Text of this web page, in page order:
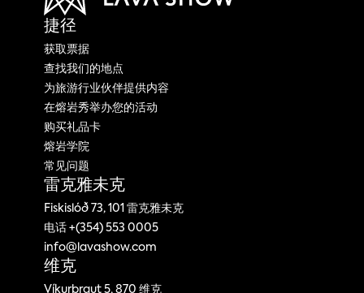
捷径
获取票据
查找我们的地点
为旅游行业伙伴提供内容
在熔岩秀举办您的活动
购买礼品卡
熔岩学院
常见问题
雷克雅未克
Fiskislóð 73, 101 雷克雅未克
电话 +(354) 553 0005
info@lavashow.com
维克
Víkurbraut 5, 870 维克